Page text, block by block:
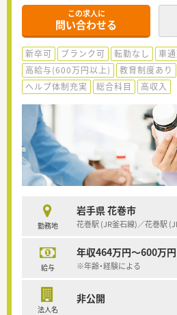
この求人に
問い合わせる
新卒可 ブランク可 転勤なし
車
高給与(600万円以上)
教育制度あり
ヘルプ体制充実
総合科目 高収入
勤務地
岩手県 花巻市
花巻駅 (JR釜石線)／花巻駅
給与
年収464万円～600万円
※年齢・経験による
法人名
非公開